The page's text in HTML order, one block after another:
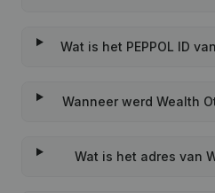
Wat is het PEPPOL ID
Wanneer werd Wealth
Wat is het adres van